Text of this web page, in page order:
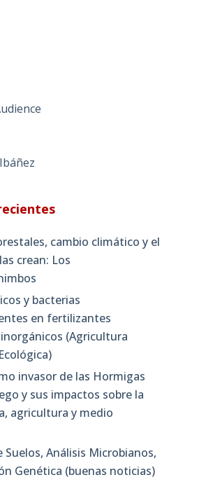
cambio climático y el
crean: Los
y bacterias
en fertilizantes
(Agricultura
invasor de las Hormigas
y sus impactos sobre la
agricultura y medio
Suelos, Análisis Microbianos,
Genética (buenas noticias)